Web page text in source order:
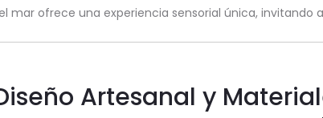
mar ofrece una experiencia sensorial única,
Artesanal y